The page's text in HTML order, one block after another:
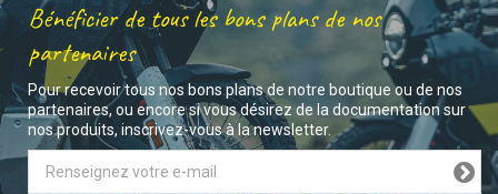
Bénéficier de tous les bons plans de nos
partenaires
Pour recevoir tous nos bons plans de notre boutique ou de nos
partenaires, ou encore si vous désirez de la documentation sur
nos produits, inscrivez-vous à la newsletter.